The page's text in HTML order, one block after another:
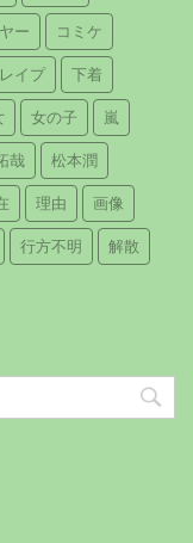
ー コミケ
レイプ 下着
女の子 嵐
哉 松本潤
理由 画像
行方不明 解散